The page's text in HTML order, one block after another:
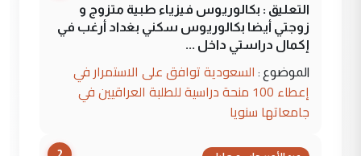
التعليق : بكالوريوس فيزياء طبية متزوج و
زوجتي أيضا بكالوريوس سكني بغداد أرغب في
إكمال دراستي داخل ...
الموضوع : السعودية توافق على الاستمرار في
إعطاء 100 منحة دراسية للطلبة العراقيين في
جامعاتها سنويا